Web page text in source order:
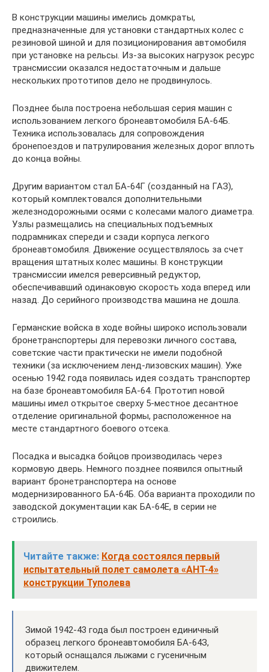
В конструкции машины имелись домкраты,
предназначенные для установки стандартных колес с
резиновой шиной и для позиционирования автомобиля
при установке на рельсы. Из-за высоких нагрузок ресурс
трансмиссии оказался недостаточным и дальше
нескольких прототипов дело не продвинулось.
Позднее была построена небольшая серия машин с
использованием легкого бронеавтомобиля БА-64Б.
Техника использовалась для сопровождения
бронепоездов и патрулирования железных дорог вплоть
до конца войны.
Другим вариантом стал БА-64Г (созданный на ГАЗ),
который комплектовался дополнительными
железнодорожными осями с колесами малого диаметра.
Узлы размещались на специальных подъемных
подрамниках спереди и сзади корпуса легкого
бронеавтомобиля. Движение осуществлялось за счет
вращения штатных колес машины. В конструкции
трансмиссии имелся реверсивный редуктор,
обеспечивавший одинаковую скорость хода вперед или
назад. До серийного производства машина не дошла.
Германские войска в ходе войны широко использовали
бронетранспортеры для перевозки личного состава,
советские части практически не имели подобной
техники (за исключением ленд-лизовских машин). Уже
осенью 1942 года появилась идея создать транспортер
на базе бронеавтомобиля БА-64. Прототип новой
машины имел открытое сверху 5-местное десантное
отделение оригинальной формы, расположенное на
месте стандартного боевого отсека.
Посадка и высадка бойцов производилась через
кормовую дверь. Немного позднее появился опытный
вариант бронетранспортера на основе
модернизированного БА-64Б. Оба варианта проходили по
заводской документации как БА-64Е, в серии не
строились.
Читайте также: Когда состоялся первый
испытательный полет самолета «АНТ-4»
конструкции Туполева
Зимой 1942-43 года был построен единичный
образец легкого бронеавтомобиля БА-64З,
который оснащался лыжами с гусеничным
движителем.